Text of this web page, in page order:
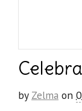
by Zelma on